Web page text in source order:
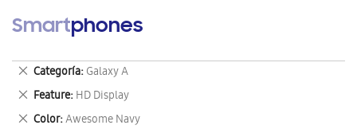
Smartphones
Categoría Galaxy A
Eliminar
este
artículo
Feature HD Display
Eliminar
este
Color Awesome Navy
Eliminar